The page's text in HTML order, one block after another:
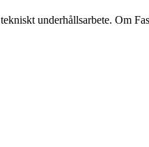
underhållsarbete. Om